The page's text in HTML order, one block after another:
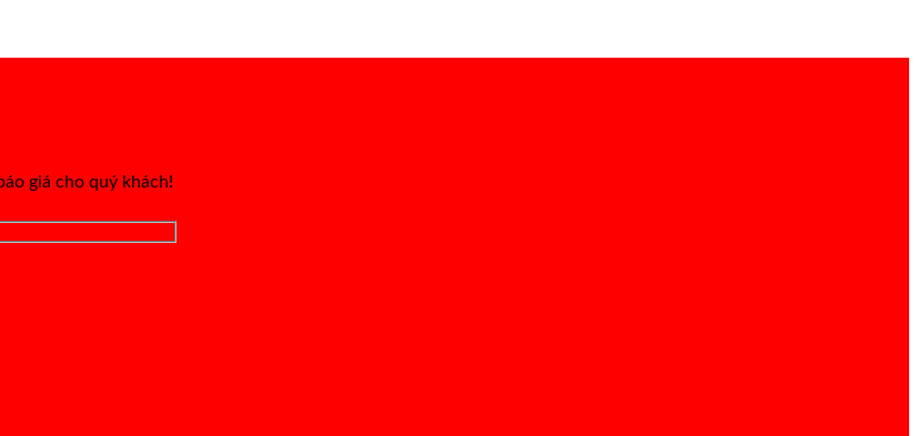
giá cho quý khách!